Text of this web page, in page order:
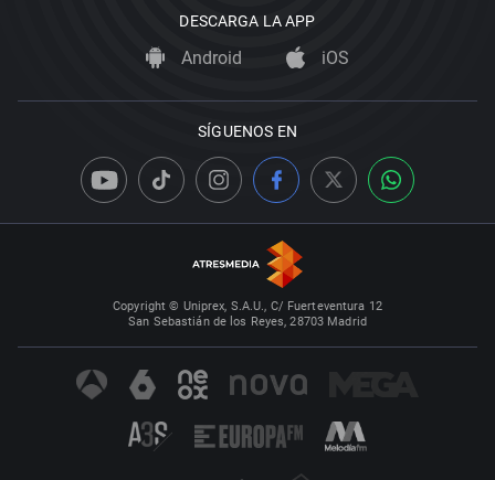
DESCARGA LA APP
Android iOS
SÍGUENOS EN
Copyright © Uniprex, S.A.U., C/ Fuerteventura 12
San Sebastián de los Reyes, 28703 Madrid